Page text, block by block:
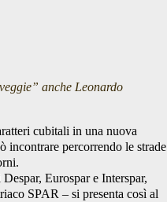
anche Leonardo
cubitali in una nuova
incontrare percorrendo le strade
Eurospar e Interspar,
SPAR – si presenta così al